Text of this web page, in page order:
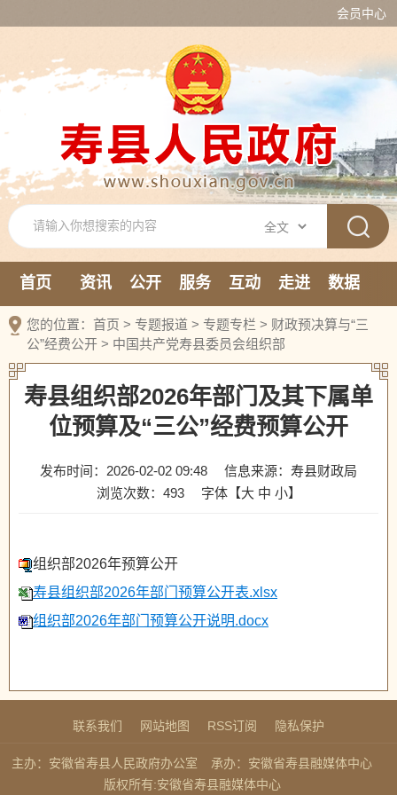
会员中心
首页 资讯 公开 服务 互动 走进
数据
新媒体
您的位置： 首页 > 专题报道 > 专题专栏 > 财政预决算与“三
公”经费公开 > 中国共产党寿县委员会组织部
寿县组织部2026年部门及其下属单
位预算及“三公”经费预算公开
发布时间：2026-02-02 09:48
信息来源：寿县财政局
浏览次数： 493 字体【大 中 小】
组织部2026年预算公开
寿县组织部2026年部门预算公开表.xlsx
组织部2026年部门预算公开说明.docx
联系我们 网站地图 RSS订阅 隐私保护
主办：安徽省寿县人民政府办公室
承办：安徽省寿县融媒体中心
版权所有:安徽省寿县融媒体中心